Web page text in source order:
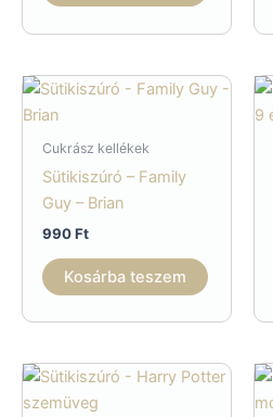
Cukrász kellékek
Sütikiszúró – Family
Guy – Brian
990Ft
Kosárba teszem